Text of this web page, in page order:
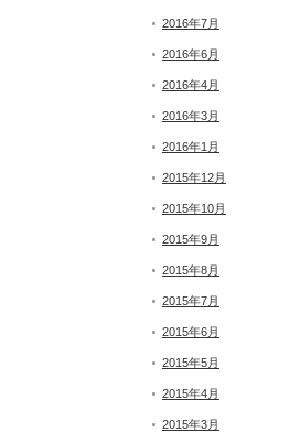
2016年7月
2016年6月
2016年4月
2016年3月
2016年1月
2015年12月
2015年10月
2015年9月
2015年8月
2015年7月
2015年6月
2015年5月
2015年4月
2015年3月